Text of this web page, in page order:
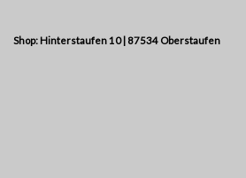
Shop: Hinterstaufen 10 | 87534 Oberstaufen